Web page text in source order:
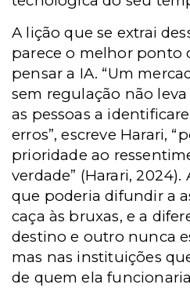
A lição que se extrai
parece o melhor ponto
pensar a IA. “Um
sem regulação não
as pessoas a
erros”, escreve Harari,
prioridade ao
verdade” (Harari,
que poderia difundir a
caça às bruxas, e a
destino e outro nunca
mas nas instituições
de quem ela